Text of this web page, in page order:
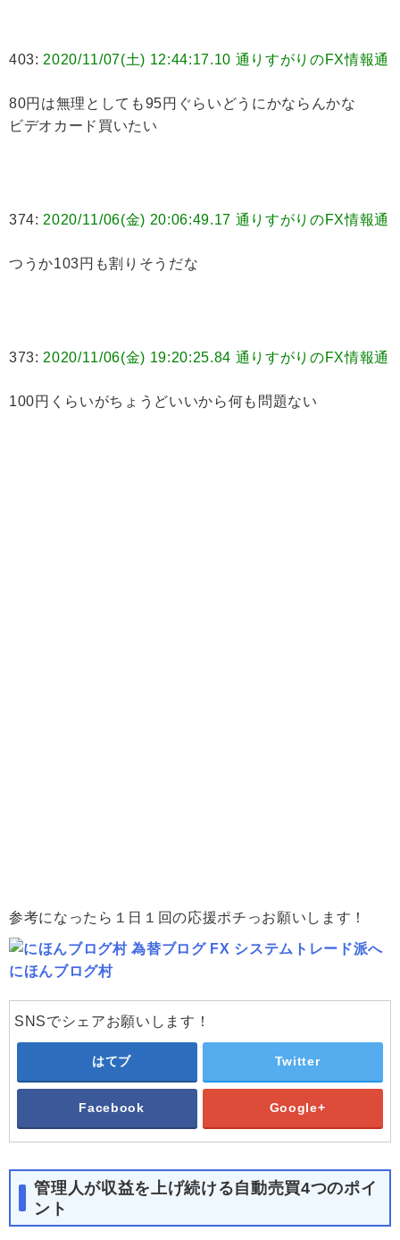
403: 2020/11/07(土) 12:44:17.10 通りすがりのFX情報通
80円は無理としても95円ぐらいどうにかならんかな
ビデオカード買いたい
374: 2020/11/06(金) 20:06:49.17 通りすがりのFX情報通
つうか103円も割りそうだな
373: 2020/11/06(金) 19:20:25.84 通りすがりのFX情報通
100円くらいがちょうどいいから何も問題ない
参考になったら１日１回の応援ポチっお願いします！
にほんブログ村
SNSでシェアお願いします！
はてブ Twitter
Facebook Google+
管理人が収益を上げ続ける自動売買4つのポイ
ント